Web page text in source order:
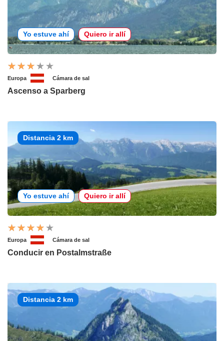
Yo estuve ahí Quiero ir allí
Europa Cámara de sal
Ascenso a Sparberg
Distancia 2 km
Yo estuve ahí Quiero ir allí
Europa Cámara de sal
Conducir en Postalmstraße
Distancia 2 km